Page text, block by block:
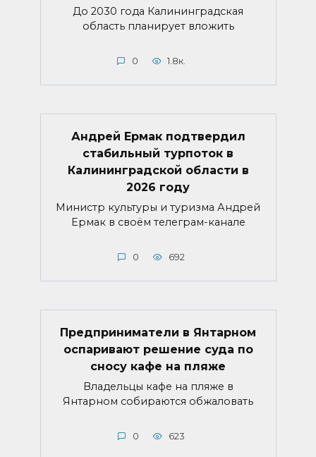
До 2030 года Калининградская
область планирует вложить
0 1.8к.
Андрей Ермак подтвердил
стабильный турпоток в
Калининградской области в
2026 году
Министр культуры и туризма Андрей
Ермак в своём телеграм-канале
0 692
Предприниматели в Янтарном
оспаривают решение суда по
сносу кафе на пляже
Владельцы кафе на пляже в
Янтарном собираются обжаловать
0 623